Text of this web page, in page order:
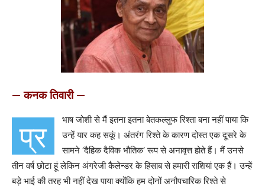
— कनक तिवारी —
प्र
भाष जोशी से मैं इतना इतना बेतकल्लुफ रिश्ता बना नहीं पाया कि
उन्हें यार कह सकूं। अंतरंग रिश्ते के कारण दोस्त एक दूसरे के
सामने ‘दैहिक दैविक भौतिक‘ रूप से अनावृत्त होते हैं। मैं उनसे
तीन वर्ष छोटा हूं लेकिन अंगरेजी कैलेन्डर के हिसाब से हमारी राशियां एक हैं। उन्हें
बड़े भाई की तरह भी नहीं देख पाया क्योंकि हम दोनों अनौपचारिक रिश्ते से